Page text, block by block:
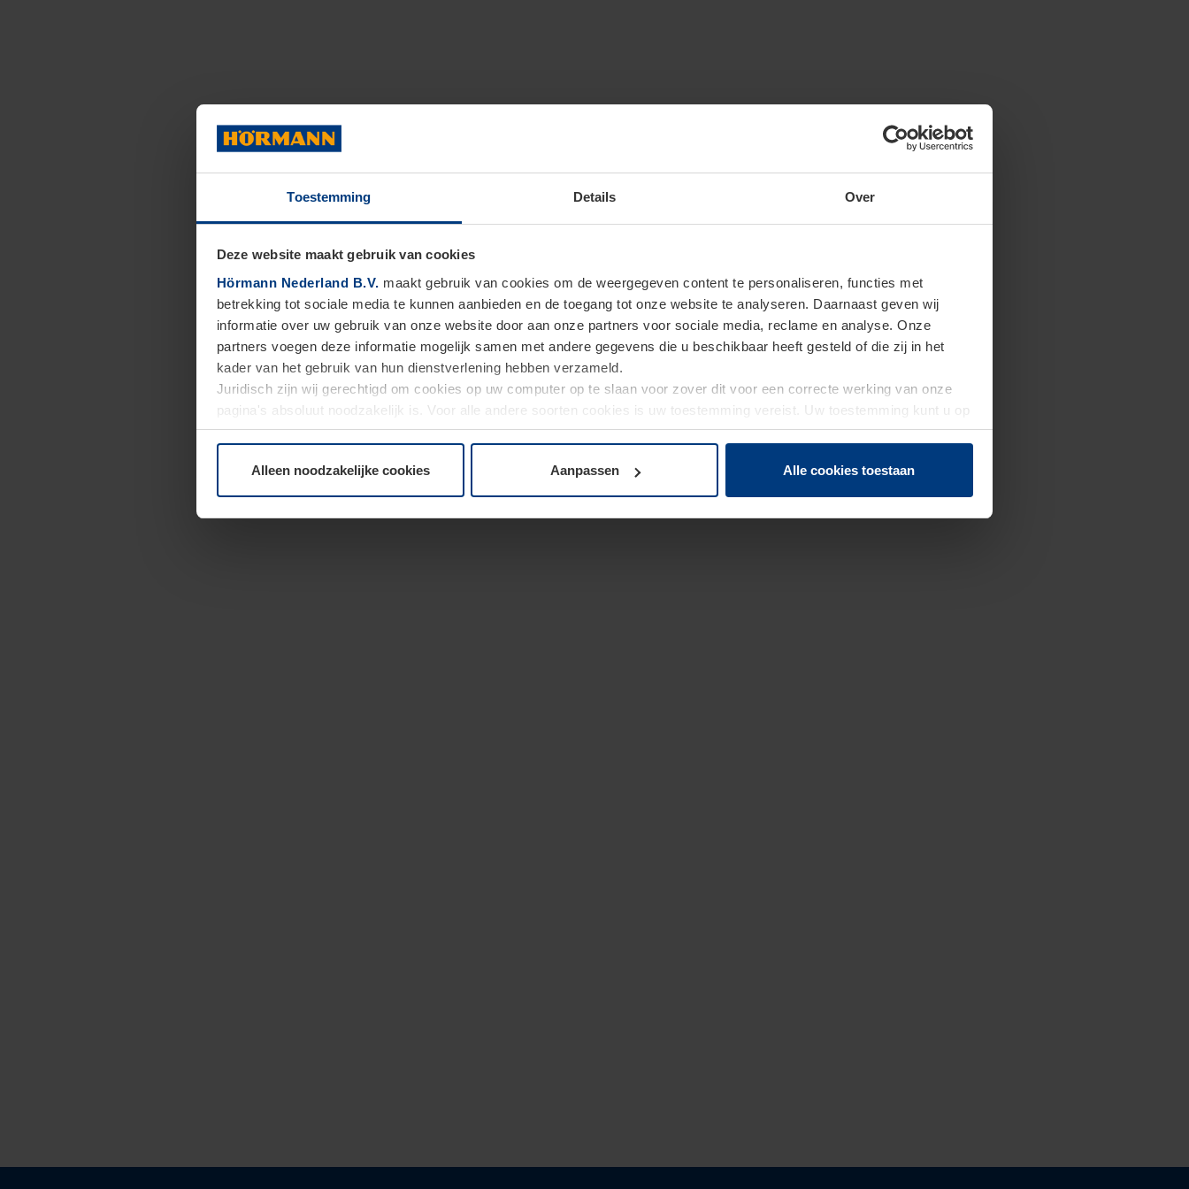
Toestemming Details Over
Deze website maakt gebruik van cookies
Hörmann Nederland B.V. maakt gebruik van cookies om de weergegeven content te personaliseren, functies met
betrekking tot sociale media te kunnen aanbieden en de toegang tot onze website te analyseren. Daarnaast geven wij
informatie over uw gebruik van onze website door aan onze partners voor sociale media, reclame en analyse. Onze
partners voegen deze informatie mogelijk samen met andere gegevens die u beschikbaar heeft gesteld of die zij in het
kader van het gebruik van hun dienstverlening hebben verzameld.
Juridisch zijn wij gerechtigd om cookies op uw computer op te slaan voor zover dit voor een correcte werking van onze
pagina's absoluut noodzakelijk is. Voor alle andere soorten cookies is uw toestemming vereist. Uw toestemming kunt u op
elk moment bij de uitleg van de cookies op paginaprivacyverklaringop onze website wijzigen of herroepen.
Alleen noodzakelijke cookies Aanpassen Alle cookies toestaan